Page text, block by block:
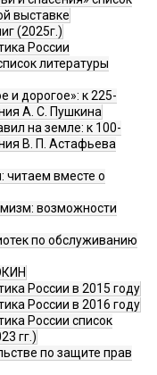
выставке
(2025г.)
России
литературы
и дорогое»: к 225-
А. С. Пушкина
на земле: к 100-
В. П. Астафьева
читаем вместе о
возможности
по обслуживанию
России в 2015 году
России в 2016 году
России список
гг.)
по защите прав